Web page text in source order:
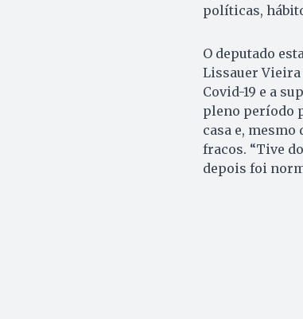
políticas,
O deputado
Lissauer Vieira
Covid-19 e a
pleno período
casa e,
fracos. “Tive
depois foi